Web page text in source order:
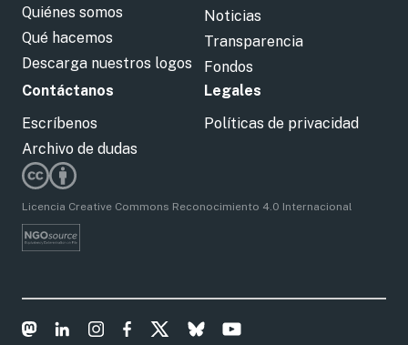
Quiénes somos
Qué hacemos
Descarga nuestros logos
Noticias
Transparencia
Fondos
Contáctanos
Escríbenos
Archivo de dudas
Legales
Políticas de privacidad
Licencia Creative Commons Reconocimiento 4.0 Internacional